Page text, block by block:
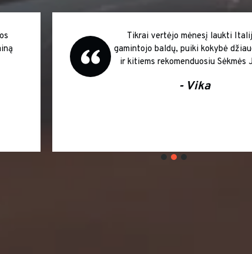
Tikrai vertėjo mėnesį laukti
gamintojo baldų, puiki kokybė
ir kitiems rekomenduosiu Sėkmės
- Vika